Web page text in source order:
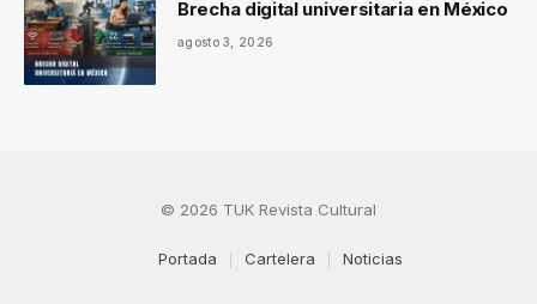
Brecha digital universitaria en México
agosto 3, 2026
© 2026 TUK Revista Cultural
Portada Cartelera Noticias